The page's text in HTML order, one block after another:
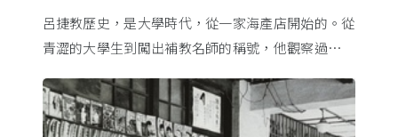
呂捷教歷史，是大學時代，從一家海產店開始的。從
青澀的大學生到闖出補教名師的稱號，他觀察過幾十
裡幾乎沒有臺灣史，一路 ...